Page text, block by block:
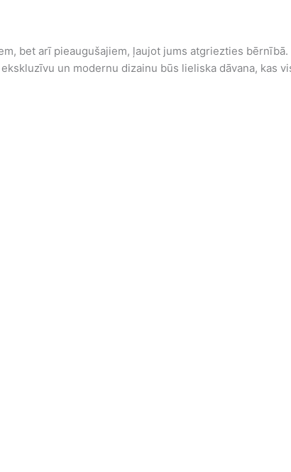
bet arī pieaugušajiem, ļaujot jums atgriezties
un modernu dizainu būs lieliska dāvana, kas